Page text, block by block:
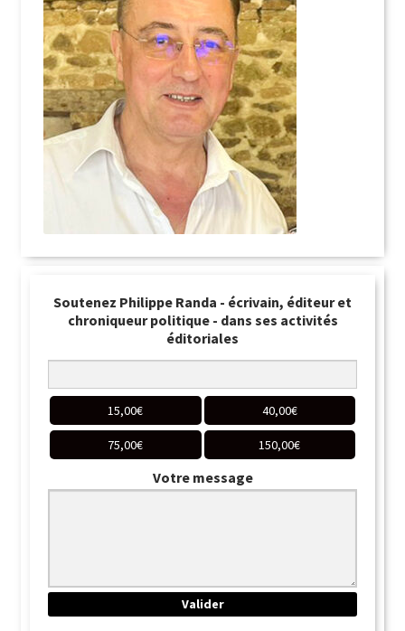
Soutenez Philippe Randa - écrivain, éditeur et
chroniqueur politique - dans ses activités
éditoriales
15,00€ 40,00€
75,00€ 150,00€
Votre message